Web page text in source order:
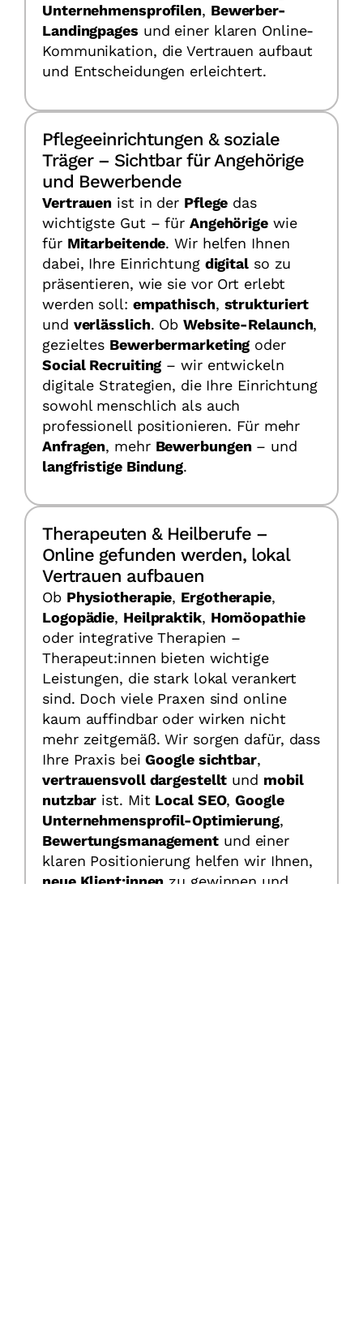
Unternehmensprofilen, Bewerber-
Landingpages und einer klaren Online-
Kommunikation, die Vertrauen aufbaut
und Entscheidungen erleichtert.
Pflegeeinrichtungen & soziale
Träger – Sichtbar für Angehörige
und Bewerbende
Vertrauen ist in der Pflege das
wichtigste Gut – für Angehörigewie
für Mitarbeitende. Wir helfen Ihnen
dabei, Ihre Einrichtung digitalso zu
präsentieren, wie sie vor Ort erlebt
werden soll: empathisch, strukturiert
und verlässlich. ObWebsite-Relaunch,
gezieltes Bewerbermarketing oder
Social Recruiting – wir entwickeln
digitale Strategien, die Ihre Einrichtung
sowohl menschlich als auch
professionell positionieren. Für mehr
Anfragen, mehr Bewerbungen– und
langfristige Bindung.
Therapeuten & Heilberufe –
Online gefunden werden, lokal
Vertrauen aufbauen
Ob Physiotherapie, Ergotherapie,
Logopädie, Heilpraktik, Homöopathie
oder integrative Therapien –
Therapeut:innen bieten wichtige
Leistungen, die stark lokal verankert
sind. Doch viele Praxen sind online
kaum auffindbar oder wirken nicht
mehr zeitgemäß. Wir sorgen dafür, dass
Ihre Praxis beiGoogle sichtbar,
vertrauensvoll dargestellt und mobil
nutzbar ist. Mit Local SEO,Google
Unternehmensprofil-Optimierung,
Bewertungsmanagement und einer
klaren Positionierung helfen wir Ihnen,
neue Klient:innen zu gewinnen und